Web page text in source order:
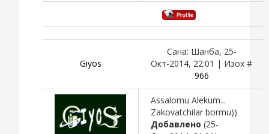
Giyos
Сана: Шанба, 25-
Окт-2014, 22:01 | Изох #
966
Assalomu Alekum...
Zakovatchilar bormu))
Добавлено (25-